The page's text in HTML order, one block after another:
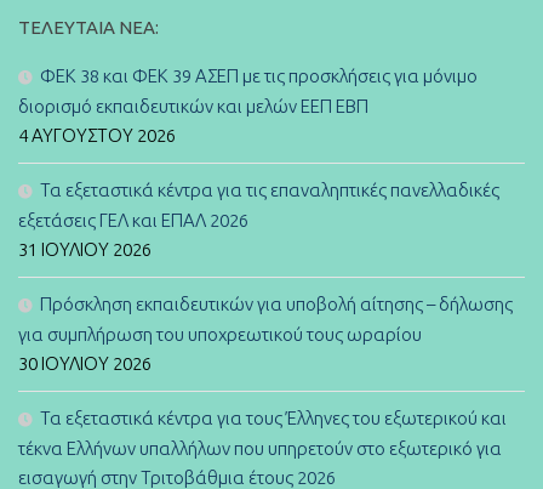
ΤΕΛΕΥΤΑΊΑ ΝΈΑ:
ΦΕΚ 38 και ΦΕΚ 39 ΑΣΕΠ με τις προσκλήσεις για μόνιμο
διορισμό εκπαιδευτικών και μελών ΕΕΠ ΕΒΠ
4 ΑΥΓΟΎΣΤΟΥ 2026
Τα εξεταστικά κέντρα για τις επαναληπτικές πανελλαδικές
εξετάσεις ΓΕΛ και ΕΠΑΛ 2026
31 ΙΟΥΛΊΟΥ 2026
Πρόσκληση εκπαιδευτικών για υποβολή αίτησης – δήλωσης
για συμπλήρωση του υποχρεωτικού τους ωραρίου
30 ΙΟΥΛΊΟΥ 2026
Τα εξεταστικά κέντρα για τους Έλληνες του εξωτερικού και
τέκνα Ελλήνων υπαλλήλων που υπηρετούν στο εξωτερικό για
εισαγωγή στην Τριτοβάθμια έτους 2026